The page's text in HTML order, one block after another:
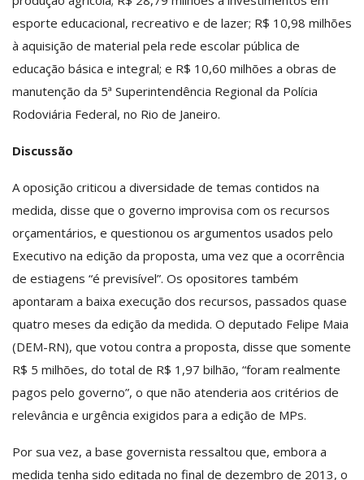
esporte educacional, recreativo e de lazer; R$ 10,98 milhões
à aquisição de material pela rede escolar pública de
educação básica e integral; e R$ 10,60 milhões a obras de
manutenção da 5ª Superintendência Regional da Polícia
Rodoviária Federal, no Rio de Janeiro.
Discussão
A oposição criticou a diversidade de temas contidos na
medida, disse que o governo improvisa com os recursos
orçamentários, e questionou os argumentos usados pelo
Executivo na edição da proposta, uma vez que a ocorrência
de estiagens “é previsível”. Os opositores também
apontaram a baixa execução dos recursos, passados quase
quatro meses da edição da medida. O deputado Felipe Maia
(DEM-RN), que votou contra a proposta, disse que somente
R$ 5 milhões, do total de R$ 1,97 bilhão, “foram realmente
pagos pelo governo”, o que não atenderia aos critérios de
relevância e urgência exigidos para a edição de MPs.
Por sua vez, a base governista ressaltou que, embora a
medida tenha sido editada no final de dezembro de 2013, o